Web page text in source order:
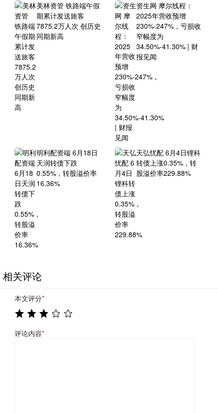
美林资管 铁路端午假
期累计发送旅客
7875.2万人次 创历史
同期新高
资生网 摩尔线程：
2025年营收预增
230%-247%，亏损收
窄幅度为
34.50%-41.30% | 财
报见闻
明利配资端 6月18日
天润转债下跌
0.55%，转股溢价率
16.36%
天弘忧配 6月4日锂科
转债上涨0.35%，转
股溢价率229.88%
相关评论
本文评分*
评论内容*